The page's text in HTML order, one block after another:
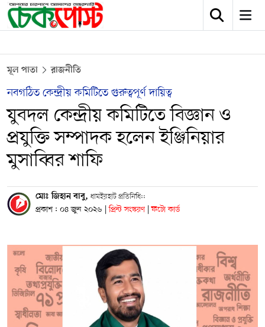
মূল পাতা রাজনীতি
নবগঠিত কেন্দ্রীয় কমিটিতে গুরুত্বপূর্ণ দায়িত্ব
যুবদল কেন্দ্রীয় কমিটিতে বিজ্ঞান ও
প্রযুক্তি সম্পাদক হলেন ইঞ্জিনিয়ার
মুসাব্বির শাফি
মোঃ জিহান বাবু, ধামইরহাট প্রতিনিধি::
প্রকাশ : ০৪ জুন ২০২৬ | প্রিন্ট সংস্করণ | ফটো কার্ড